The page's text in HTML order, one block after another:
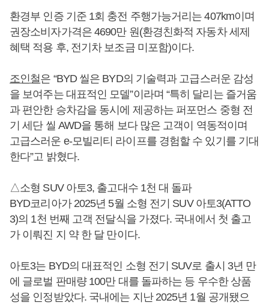
환경부 인증 기준 1회 충전 주행가능거리는 407km이며
권장소비자가격은 4690만 원(환경친화적 자동차 세제
혜택 적용 후, 전기차 보조금 미포함)이다.
조인철은 “BYD 씰은 BYD의 기술력과 고급스러운 감성
을 보여주는 대표적인 모델”이라며 “특히 달리는 즐거움
과 편안한 승차감을 동시에 제공하는 퍼포먼스 중형 전
기 세단 씰 AWD을 통해 보다 많은 고객이 역동적이며
고급스러운 e-모빌리티 라이프를 경험할 수 있기를 기대
한다”고 밝혔다.
△소형 SUV 아토3, 출고대수 1천 대 돌파
BYD코리아가 2025년 5월 소형 전기 SUV 아토3(ATTO
3)의 1천 번째 고객 전달식을 가졌다. 국내에서 첫 출고
가 이뤄진 지 약 한 달 만이다.
아토3는 BYD의 대표적인 소형 전기 SUV로 출시 3년 만
에 글로벌 판매량 100만 대를 돌파하는 등 우수한 상품
성을 인정받았다. 국내에는 지난 2025년 1월 공개됐으